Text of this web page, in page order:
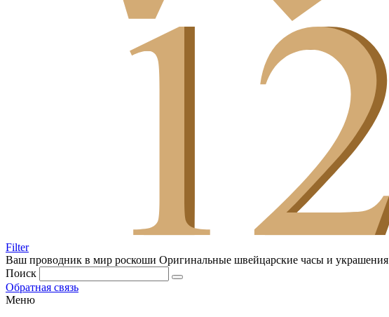
Filter
Ваш проводник в мир роскоши Оригинальные швейцарские часы и украшения
Поиск
Обратная связь
Меню